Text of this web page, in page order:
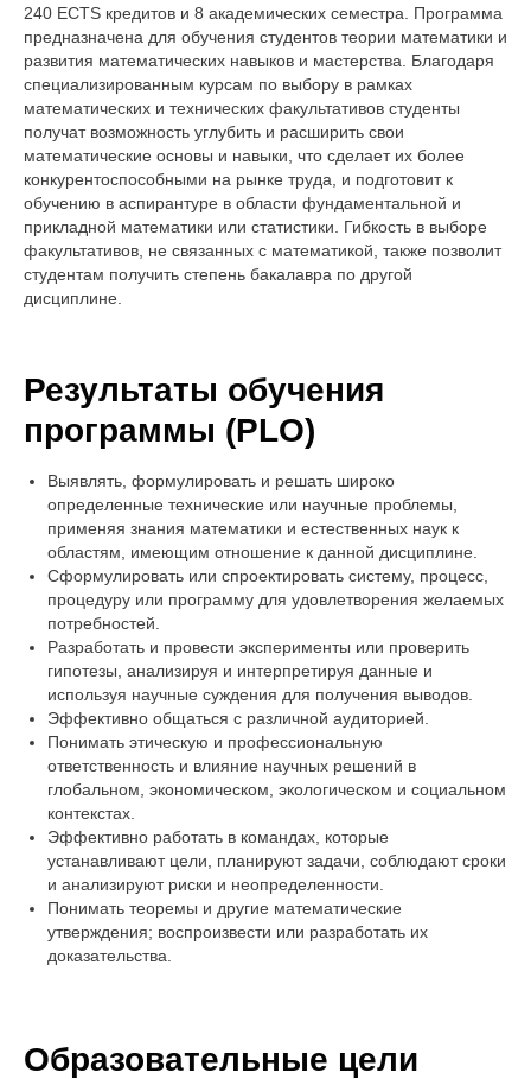
240 ECTS кредитов и 8 академических семестра. Программа
предназначена для обучения студентов теории математики и
развития математических навыков и мастерства. Благодаря
специализированным курсам по выбору в рамках
математических и технических факультативов студенты
получат возможность углубить и расширить свои
математические основы и навыки, что сделает их более
конкурентоспособными на рынке труда, и подготовит к
обучению в аспирантуре в области фундаментальной и
прикладной математики или статистики. Гибкость в выборе
факультативов, не связанных с математикой, также позволит
студентам получить степень бакалавра по другой
дисциплине.
Результаты обучения
программы (PLO)
Выявлять, формулировать и решать широко
определенные технические или научные проблемы,
применяя знания математики и естественных наук к
областям, имеющим отношение к данной дисциплине.
Сформулировать или спроектировать систему, процесс,
процедуру или программу для удовлетворения желаемых
потребностей.
Разработать и провести эксперименты или проверить
гипотезы, анализируя и интерпретируя данные и
используя научные суждения для получения выводов.
Эффективно общаться с различной аудиторией.
Понимать этическую и профессиональную
ответственность и влияние научных решений в
глобальном, экономическом, экологическом и социальном
контекстах.
Эффективно работать в командах, которые
устанавливают цели, планируют задачи, соблюдают сроки
и анализируют риски и неопределенности.
Понимать теоремы и другие математические
утверждения; воспроизвести или разработать их
доказательства.
Образовательные цели